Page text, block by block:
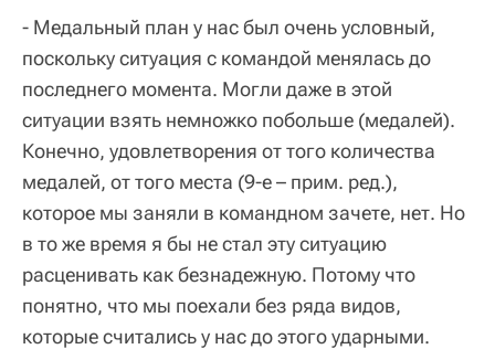
- Медальный план у нас был очень условный,
поскольку ситуация с командой менялась до
последнего момента. Могли даже в этой
ситуации взять немножко побольше (медалей).
Конечно, удовлетворения от того количества
медалей, от того места (9-е – прим. ред.),
которое мы заняли в командном зачете, нет. Но
в то же время я бы не стал эту ситуацию
расценивать как безнадежную. Потому что
понятно, что мы поехали без ряда видов,
которые считались у нас до этого ударными.